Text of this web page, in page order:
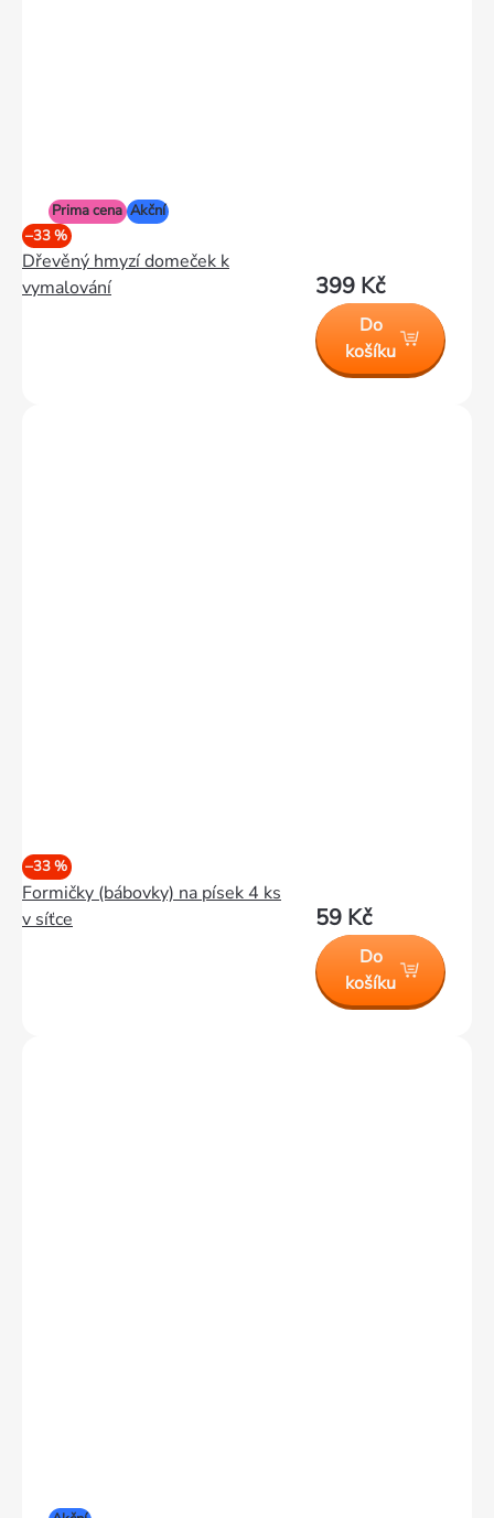
Prima cena Akční
–33 %
Dřevěný hmyzí domeček k
vymalování
399 Kč
Do
košíku
–33 %
Formičky (bábovky) na písek 4 ks
v síťce
59 Kč
Do
košíku